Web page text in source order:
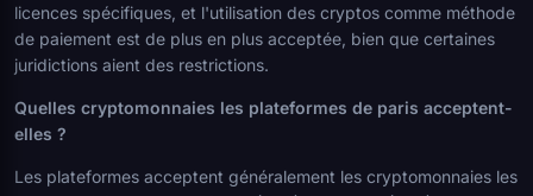
licences spécifiques, et l'utilisation des cryptos comme méthode
de paiement est de plus en plus acceptée, bien que certaines
juridictions aient des restrictions.
Quelles cryptomonnaies les plateformes de paris acceptent-
elles ?
Les plateformes acceptent généralement les cryptomonnaies les